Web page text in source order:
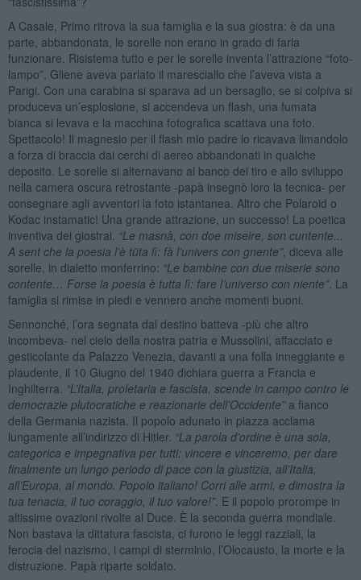
A Casale, Primo ritrova la sua famiglia e la sua giostra: è da una
parte, abbandonata, le sorelle non erano in grado di farla
funzionare. Risistema tutto e per le sorelle inventa l’attrazione “foto-
lampo”. Gliene aveva parlato il maresciallo che l’aveva vista a
Parigi. Con una carabina si sparava ad un bersaglio, se si colpiva si
produceva un’esplosione, si accendeva un flash, una fumata
bianca si levava e la macchina fotografica scattava una foto.
Spettacolo! Il magnesio per il flash mio padre lo ricavava limandolo
a forza di braccia dai cerchi di aereo abbandonati in qualche
deposito. Le sorelle si alternavano al banco del tiro e allo sviluppo
nella camera oscura retrostante -papà insegnò loro la tecnica- per
consegnare agli avventori la foto istantanea. Altro che Polaroid o
Kodac instamatic! Una grande attrazione, un successo! La poetica
inventiva dei giostrai. “Le masnà, con doe miseire, son cuntente...
A sent che la poesia l’è tüta lì: fà l’univers con gnente”, diceva alle
sorelle, in dialetto monferrino: “Le bambine con due miserie sono
contente… Forse la poesia è tutta lì: fare l’universo con niente”. La
famiglia si rimise in piedi e vennero anche momenti buoni.
Sennonché, l’ora segnata dal destino batteva -più che altro
incombeva- nel cielo della nostra patria e Mussolini, affacciato e
gesticolante da Palazzo Venezia, davanti a una folla inneggiante e
plaudente, il 10 Giugno del 1940 dichiara guerra a Francia e
Inghilterra. “L ’Italia, proletaria e fascista, scende in campo contro le
democrazie plutocratiche e reazionarie dell’Occidente”a fianco
della Germania nazista. Il popolo adunato in piazza acclama
lungamente all’indirizzo di Hitler. “La parola d’ordine è una sola,
categorica e impegnativa per tutti: vincere e vinceremo, per dare
finalmente un lungo periodo di pace con la giustizia, all’Italia,
all’Europa, al mondo. Popolo italiano! Corri alle armi, e dimostra la
tua tenacia, il tuo coraggio, il tuo valore!”. E il popolo prorompe in
altissime ovazioni rivolte al Duce. È la seconda guerra mondiale.
Non bastava la dittatura fascista, ci furono le leggi razziali, la
ferocia del nazismo, i campi di sterminio, l’Olocausto, la morte e la
distruzione. Papà riparte soldato.